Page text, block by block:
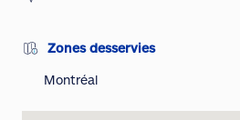
Zones desservies
Montréal